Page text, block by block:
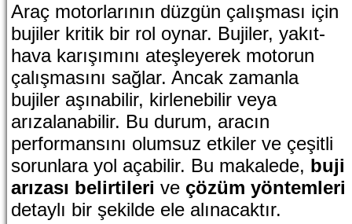
Araç motorlarının düzgün çalışması için
bujiler kritik bir rol oynar. Bujiler, yakıt-
hava karışımını ateşleyerek motorun
çalışmasını sağlar. Ancak zamanla
bujiler aşınabilir, kirlenebilir veya
arızalanabilir. Bu durum, aracın
performansını olumsuz etkiler ve çeşitli
sorunlara yol açabilir. Bu makalede, buji
arızası belirtileri ve çözüm yöntemleri
detaylı bir şekilde ele alınacaktır.